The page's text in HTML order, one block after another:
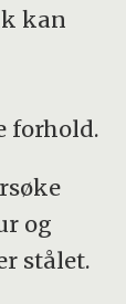
kan
forhold.
og
stålet.